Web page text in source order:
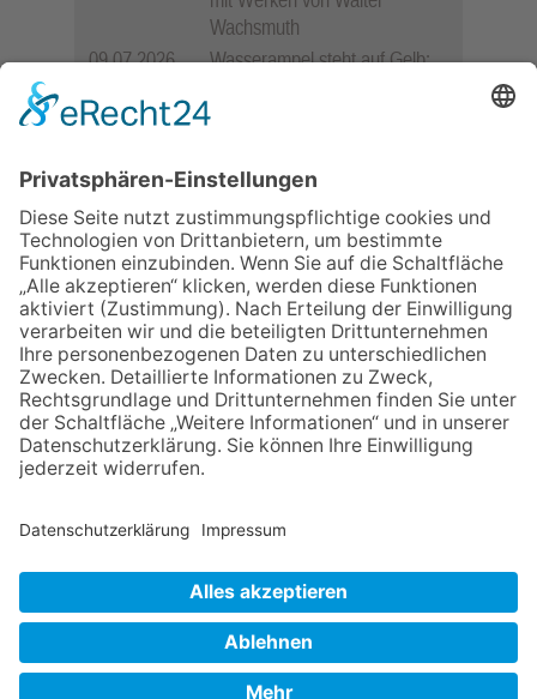
Wachsmuth
09.07.2026
Wasserampel steht auf Gelb:
auf
Himmel: Vom Geschenk zum
Karriere
10.05.2026
Hauptamtlicher CDU-Stadtrat
für Friedrichsdorf?
11.05.2026
FREIE WÄHLER Bad
Homburg starten
Bürgerumfrage für Berliner
Siedlung und
Gartenfeldsiedlung
NACH OBEN
Datenschutz Netiquette FAQ